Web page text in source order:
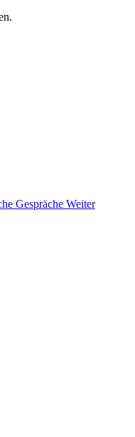
Gespräche Weiter